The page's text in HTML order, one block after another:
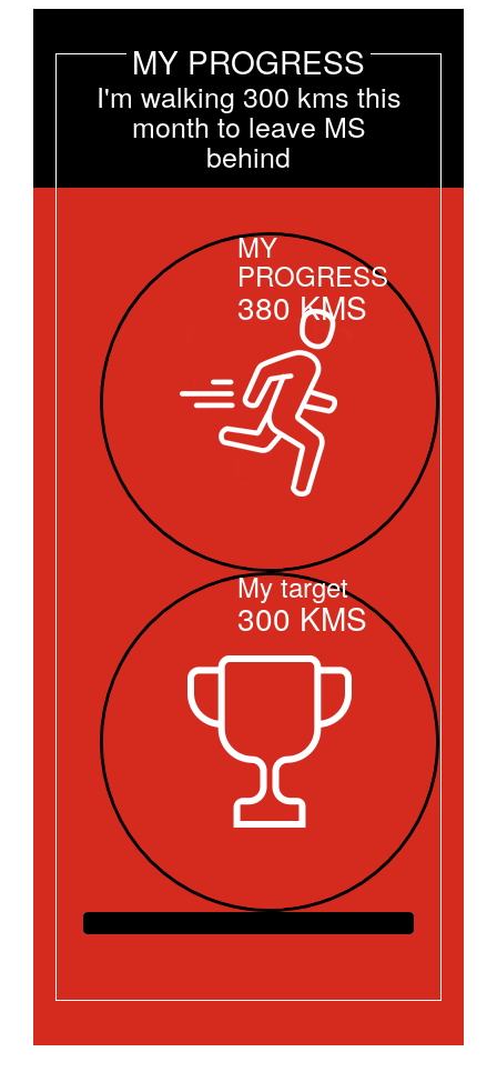
MY PROGRESS
I'm walking 300 kms this
month to leave MS
behind
MY
PROGRESS
380 KMS
My target
300 KMS